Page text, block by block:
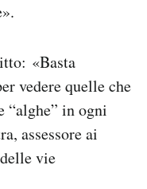
«Basta
vedere quelle che
“alghe” in ogni
assessore ai
vie